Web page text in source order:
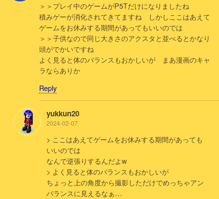
＞＞プレイ中のゲームがP5Tだけになりましたね
積みゲーが消化されてきてますね しかしここはあえて
ゲームをお休みする期間があってもいいのでは
＞＞子供なので同じ大きさのアクスタと並べるとかなり
頭がでかいですね
よく見ると体のバランスもおかしいが まあ漫画のキャ
ラならありか
Reply
yukkun20
2024-02-07
> ここはあえてゲームをお休みする期間があっても
いいのでは
なんで逆張りするんだよw
> よく見ると体のバランスもおかしいが
ちょっと上の角度から撮影しただけでめっちゃアン
バランスに見えるなぁ…